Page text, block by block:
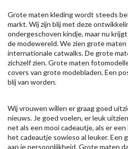
Grote maten kleding wordt steeds
markt. Wij zijn blij met deze
ondergeschoven kindje, maar nu
de modewereld. We zien grote
internationale catwalks. De grote
zichzelf zien. Grote maten
covers van grote modebladen. Een
blij van worden.
Wij vrouwen willen er graag goed
nieuws. Je goed voelen, er leuk
net als een mooi cadeautje, als er
het cadeautje sowieso al leuker.
aan je persoonlijkheid. Grote maten